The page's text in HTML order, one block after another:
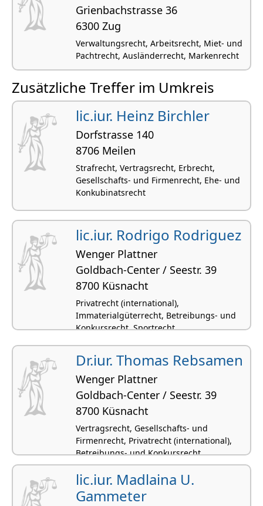
Grienbachstrasse 36
6300 Zug
Verwaltungsrecht, Arbeitsrecht, Miet- und
Pachtrecht, Ausländerrecht, Markenrecht
Zusätzliche Treffer im Umkreis
lic.iur. Heinz Birchler
Dorfstrasse 140
8706 Meilen
Strafrecht, Vertragsrecht, Erbrecht,
Gesellschafts- und Firmenrecht, Ehe- und
Konkubinatsrecht
lic.iur. Rodrigo Rodriguez
Wenger Plattner
Goldbach-Center / Seestr. 39
8700 Küsnacht
Privatrecht (international),
Immaterialgüterrecht, Betreibungs- und
Konkursrecht, Sportrecht,
Dr.iur. Thomas Rebsamen
Wenger Plattner
Goldbach-Center / Seestr. 39
8700 Küsnacht
Vertragsrecht, Gesellschafts- und
Firmenrecht, Privatrecht (international),
Betreibungs- und Konkursrecht,
Zivilprozessrecht
lic.iur. Madlaina U.
Gammeter